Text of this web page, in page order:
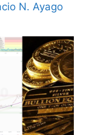
N. Ayago